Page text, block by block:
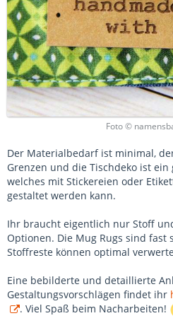
Foto ©
Der Materialbedarf ist minimal,
Grenzen und die Tischdeko ist
welches mit Stickereien oder
gestaltet werden kann.
Ihr braucht eigentlich nur Stoff
Optionen. Die Mug Rugs sind fast
Stoffreste können optimal
Eine bebilderte und detaillierte
Gestaltungsvorschlägen findet ihr
. Viel Spaß beim Nacharbeiten!